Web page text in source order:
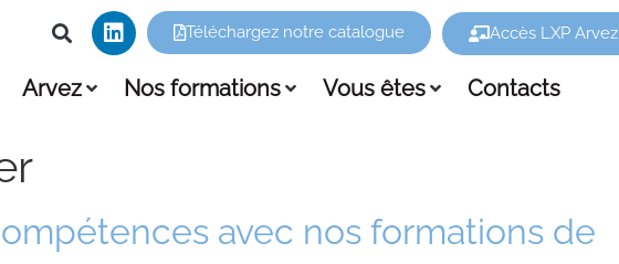
Téléchargez notre catalogue Accès LXP Arvez
Arvez Nos formations Vous êtes Contacts
avec nos formations de